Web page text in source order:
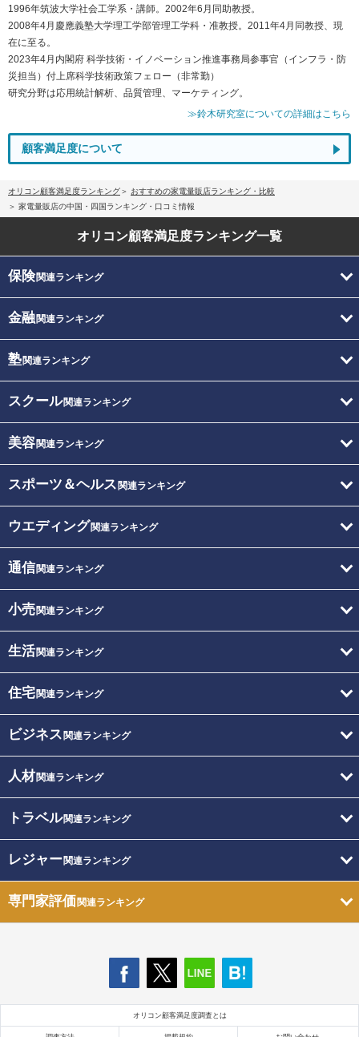
1996年筑波大学社会工学系・講師。2002年6月同助教授。
2008年4月慶應義塾大学理工学部管理工学科・准教授。2011年4月同教授、現
在に至る。
2023年4月内閣府 科学技術・イノベーション推進事務局参事官（インフラ・防
災担当）付上席科学技術政策フェロー（非常勤）
研究分野は応用統計解析、品質管理、マーケティング。
≫鈴木研究室についての詳細はこちら
顧客満足度について
オリコン顧客満足度ランキング
おすすめの家電量販店ランキング・比較
家電量販店の中国・四国ランキング・口コミ情報
オリコン顧客満足度ランキング一覧
保険関連ランキング
金融関連ランキング
塾関連ランキング
スクール関連ランキング
美容関連ランキング
スポーツ＆ヘルス 関連ランキング
ウエディング関連ランキング
通信関連ランキング
小売関連ランキング
生活関連ランキング
住宅関連ランキング
ビジネス 関連ランキング
人材関連ランキング
トラベル関連ランキング
レジャー関連ランキング
専門家評価関連ランキング
オリコン顧客満足度調査とは